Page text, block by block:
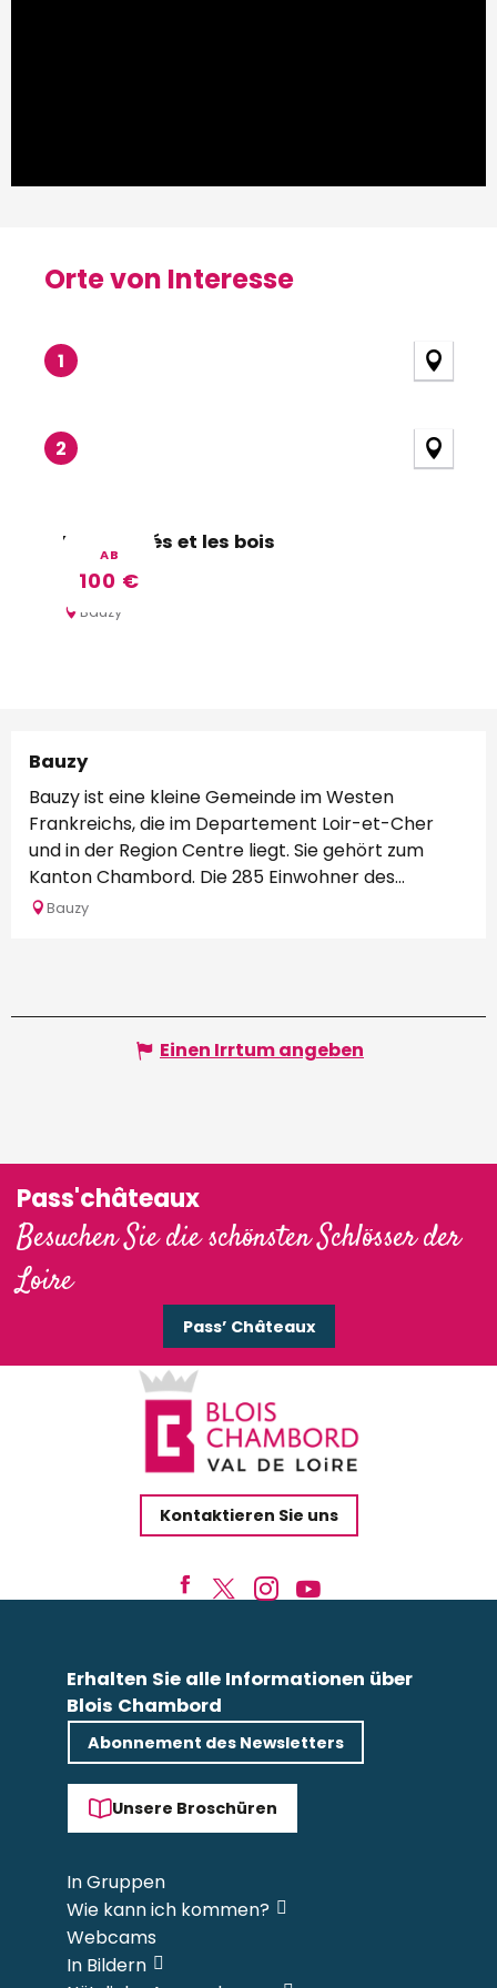
Orte von Interesse
1
2
AB
100 €
Par les prés et les bois
Bauzy
Bauzy
Bauzy ist eine kleine Gemeinde im Westen
Frankreichs, die im Departement Loir-et-Cher
und in der Region Centre liegt. Sie gehört zum
Kanton Chambord. Die 285 Einwohner des...
Bauzy
Einen Irrtum angeben
Pass'châteaux
Besuchen Sie die schönsten Schlösser der
Loire
Pass’ Châteaux
Kontaktieren Sie uns
Erhalten Sie alle Informationen über
Blois Chambord
Abonnement des Newsletters
Unsere Broschüren
In Gruppen
Wie kann ich kommen?
Webcams
In Bildern